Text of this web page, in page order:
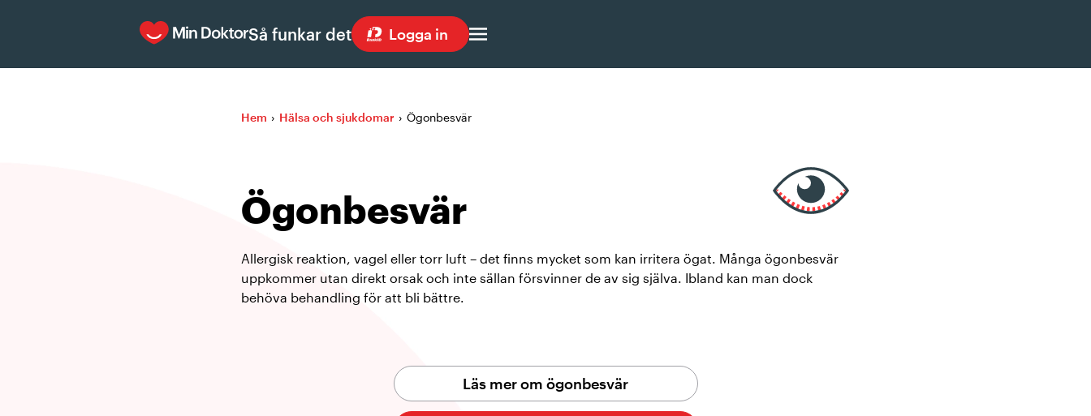
Så funkar det Logga in
Hem › Hälsa och sjukdomar › Ögonbesvär
Ögonbesvär
Allergisk reaktion, vagel eller torr luft – det finns mycket som kan irritera ögat. Många ögonbesvär
uppkommer utan direkt orsak och inte sällan försvinner de av sig själva. Ibland kan man dock
behöva behandling för att bli bättre.
Läs mer om ögonbesvär